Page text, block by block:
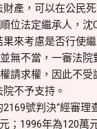
產，可以在公民
位法定繼承人，
來考慮是否行使
無不當，一審法院
請求權，因此不
不予支持。
號判決“經審
；1996年為120